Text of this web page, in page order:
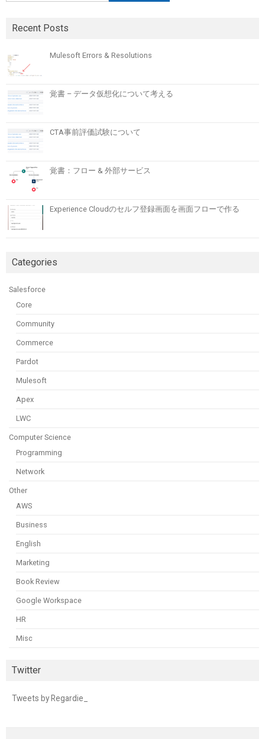
Recent Posts
Mulesoft Errors & Resolutions
覚書 – データ仮想化について考える
CTA事前評価試験について
覚書：フロー & 外部サービス
Experience Cloudのセルフ登録画面を画面フローで作る
Categories
Salesforce
Core
Community
Commerce
Pardot
Mulesoft
Apex
LWC
Computer Science
Programming
Network
Other
AWS
Business
English
Marketing
Book Review
Google Workspace
HR
Misc
Twitter
Tweets by Regardie_